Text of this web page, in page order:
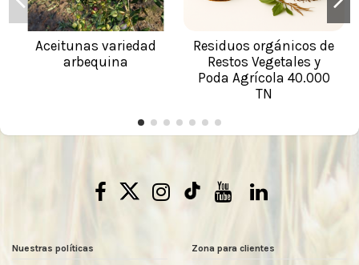
Aceitunas variedad
arbequina
Residuos orgánicos de
Restos Vegetales y
Poda Agrícola 40.000
TN
Nuestras políticas Zona para clientes